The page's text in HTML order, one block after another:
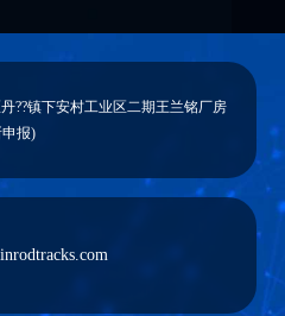
??镇下安村工业区二期王兰铭厂房
申报)